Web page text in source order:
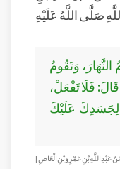
صَلَّى اللَّهُ عَلَيْهِ
وَتَقُومُ
فَلَا تَفْعَلْ،
لِجَسَدِكَ عَلَيْكَ
عَبْدِ اللَّهِ بْنِ عَمْرِو بْنِ الْعَاصِ]